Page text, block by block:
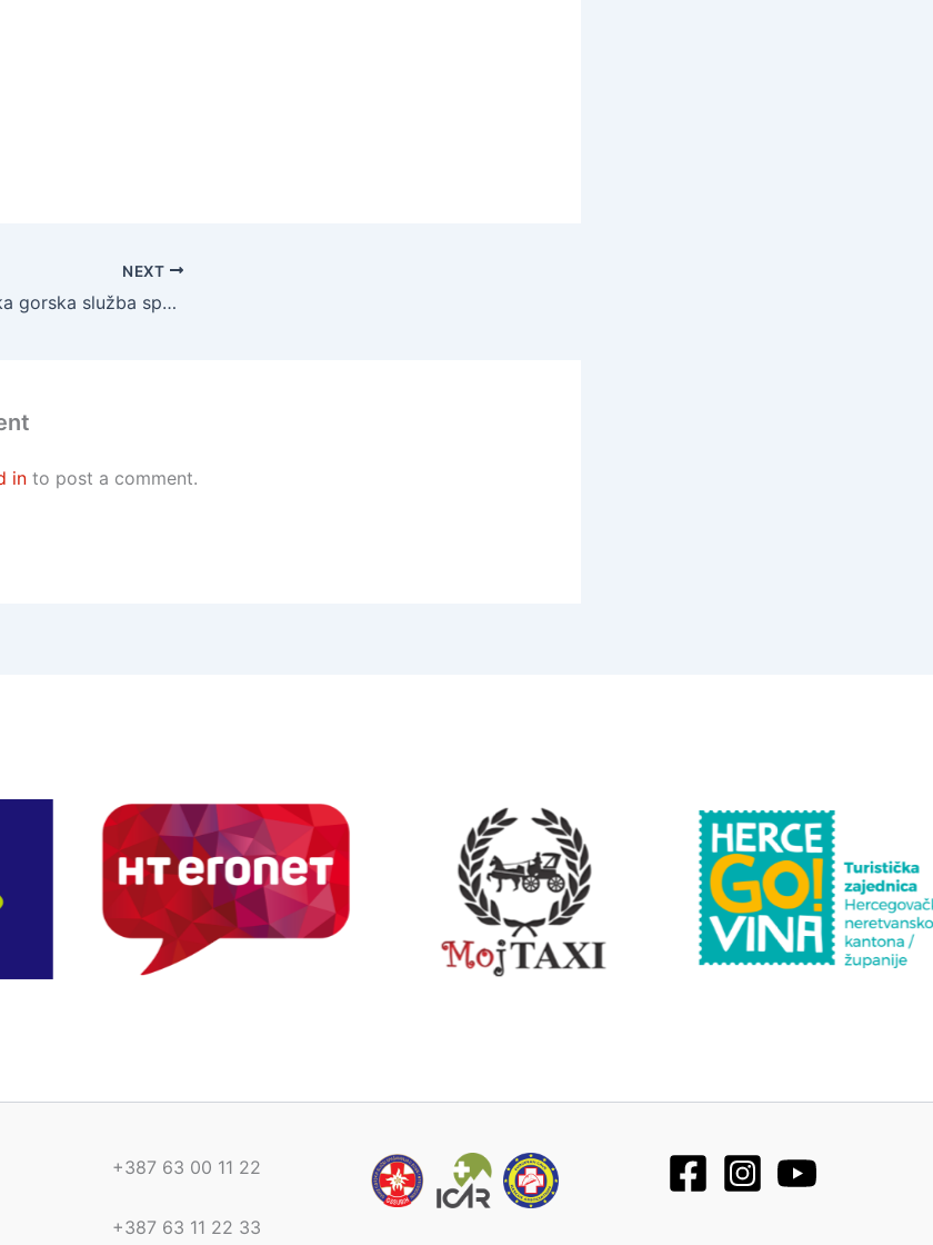
NEXT
Hercegovačka gorska služba spašavanja Mostar
in to post a comment.
+387 63 00 11 22
+387 63 11 22 33